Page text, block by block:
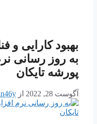
بهبود کارایی و
به روز رسانی
پورشه تایکان
آگوست 28, 2022 از